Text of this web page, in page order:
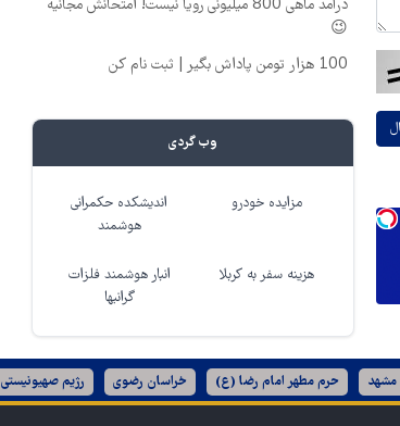
درآمد ماهی 800 میلیونی رویا نیست! امتحانش مجانیه
😉
100 هزار تومن پاداش بگیر | ثبت نام کن
وب گردی
مزایده خودرو
اندیشکده حکمرانی
هوشمند
هزینه سفر به کربلا
انبار هوشمند فلزات
گرانبها
مشهد حرم مطهر امام رضا (ع) خراسان رضوی رژیم صهیونیستی